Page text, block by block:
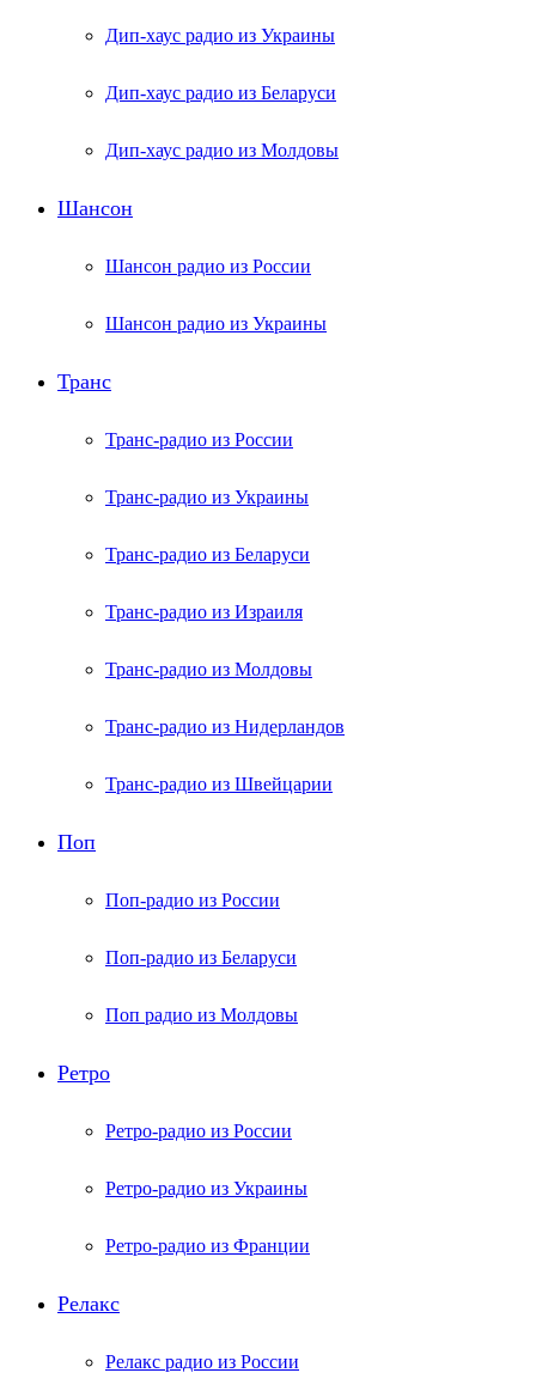
Дип-хаус радио из Украины
Дип-хаус радио из Беларуси
Дип-хаус радио из Молдовы
Шансон
Шансон радио из России
Шансон радио из Украины
Транс
Транс-радио из России
Транс-радио из Украины
Транс-радио из Беларуси
Транс-радио из Израиля
Транс-радио из Молдовы
Транс-радио из Нидерландов
Транс-радио из Швейцарии
Поп
Поп-радио из России
Поп-радио из Беларуси
Поп радио из Молдовы
Ретро
Ретро-радио из России
Ретро-радио из Украины
Ретро-радио из Франции
Релакс
Релакс радио из России